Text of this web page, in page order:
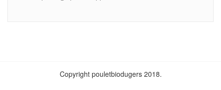
Copyright pouletbiodugers 2018.